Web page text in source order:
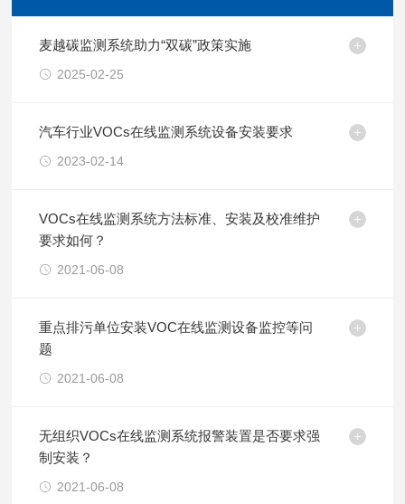
麦越碳监测系统助力“双碳”政策实施
2025-02-25
汽车行业VOCs在线监测系统设备安装要求
2023-02-14
VOCs在线监测系统方法标准、安装及校准维护
要求如何？
2021-06-08
重点排污单位安装VOC在线监测设备监控等问
题
2021-06-08
无组织VOCs在线监测系统报警装置是否要求强
制安装？
2021-06-08